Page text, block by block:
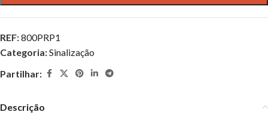
REF:800PRP1
Categoria:Sinalização
Partilhar:
Descrição